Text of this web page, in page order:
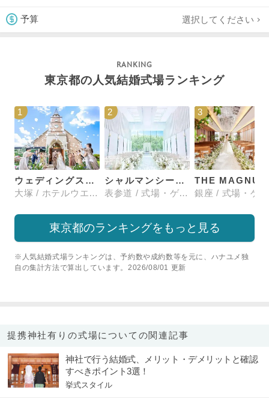
予算 選択してください
東京都の人気結婚式場ランキング
1
ウェディングスホテル・ベルクラシック東京
大塚 / ホテルウエディング
2
シャルマンシーナTOKYO
表参道 / 式場・ゲストハウス
3
東京都のランキングをもっと見る
※人気結婚式場ランキングは、予約数や成約数等を元に、ハナユメ独
自の集計方法で算出しています。2026/08/01 更新
提携神社有りの式場についての関連記事
神社で行う結婚式、メリット・デメリットと確認
すべきポイント3選！
挙式スタイル